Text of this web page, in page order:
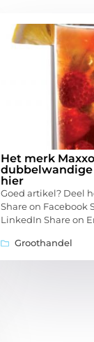
Het merk
dubbelwandige
hier
Goed artikel? Deel
Share on Facebook
LinkedIn Share on
Groothandel